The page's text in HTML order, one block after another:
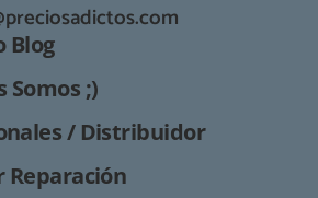
Blog
Somos ;)
/ Distribuidor
Reparación